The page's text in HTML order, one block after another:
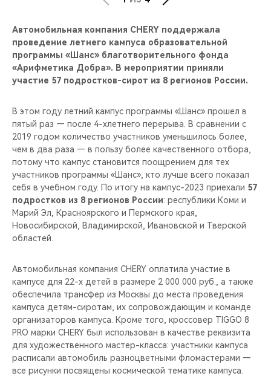
Автомобильная компания CHERY поддержала
проведение летнего кампуса образовательной
программы «Шанс» благотворительного фонда
«Арифметика Добра». В мероприятии приняли
участие 57 подростков-сирот из 8 регионов России.
В этом году летний кампус программы «Шанс» прошел в
пятый раз — после 4-хлетнего перерыва. В сравнении с
2019 годом количество участников уменьшилось более,
чем в два раза — в пользу более качественного отбора,
потому что кампус становится поощрением для тех
участников программы «Шанс», кто лучше всего показал
себя в учебном году. По итогу на кампус-2023 приехали 57
подростков из 8 регионов России: республики Коми и
Марий Эл, Красноярского и Пермского края,
Новосибирской, Владимирской, Ивановской и Тверской
областей.
Автомобильная компания CHERY оплатила участие в
кампусе для 22-х детей в размере 2 000 000 руб., а также
обеспечила трансфер из Москвы до места проведения
кампуса детям-сиротам, их сопровождающим и команде
организаторов кампуса. Кроме того, кроссовер TIGGO 8
PRO марки CHERY был использован в качестве реквизита
для художественного мастер-класса: участники кампуса
расписали автомобиль разноцветными фломастерами —
все рисунки посвящены космической тематике кампуса.